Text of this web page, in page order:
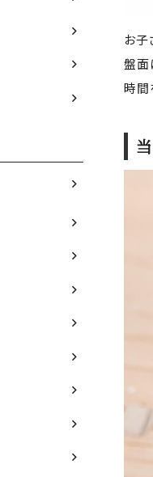
お子
盤面
時間